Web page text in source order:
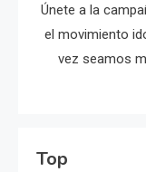
Únete a la
el movimiento
vez seamos
Top